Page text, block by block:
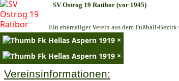
SV Ostrog 19 Ratibor (vor 1945)
Ein ehemaliger Verein aus dem Fußball-Bezirk
×
×
Vereinsinformationen: